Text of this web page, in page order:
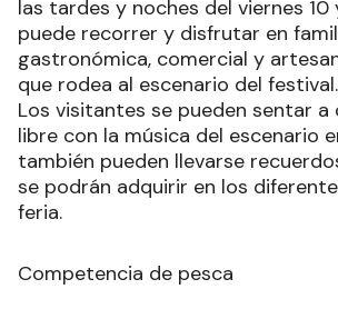
las tardes y noches del viernes 10
puede recorrer y disfrutar en
gastronómica, comercial y
que rodea al escenario del festival.
Los visitantes se pueden sentar a
libre con la música del escenario
también pueden llevarse
se podrán adquirir en los
feria.
Competencia de pesca